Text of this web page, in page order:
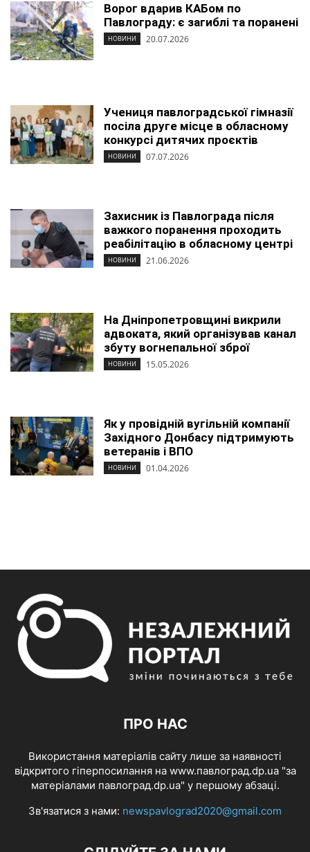
Ворог вдарив КАБом по
Павлограду: є загиблі та поранені
НОВИНИ 20.07.2026
Учениця павлоградської гімназії
посіла друге місце в обласному
конкурсі дитячих проєктів
НОВИНИ 07.07.2026
Захисник із Павлограда після
важкого поранення проходить
реабілітацію в обласному центрі
НОВИНИ 21.06.2026
На Дніпропетровщині викрили
адвоката, який організував канал
збуту вогнепальної зброї
НОВИНИ 15.05.2026
Як у провідній вугільній компанії
Західного Донбасу підтримують
ветеранів і ВПО
НОВИНИ 01.04.2026
ПРО НАС
Використання матеріалів сайту лише за наявності
відкритого гіперпосилання на www.павлоград.dp.ua "за
матеріалами павлоград.dp.ua" у першому абзаці.
Зв'язатися з нами: newspavlograd2020@gmail.com